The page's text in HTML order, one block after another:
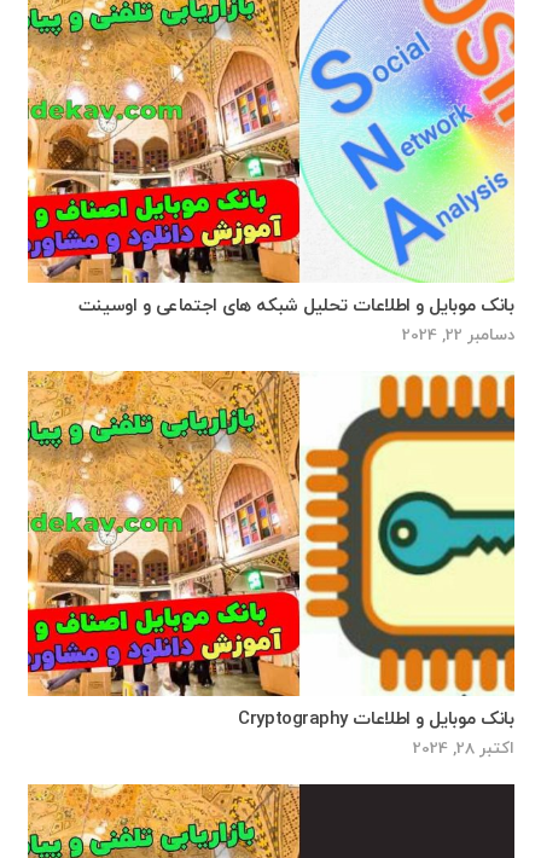
بانک موبایل و اطلاعات تحلیل شبکه های اجتماعی و اوسینت
دسامبر 22, 2024
بانک موبایل و اطلاعات Cryptography
اکتبر 28, 2024